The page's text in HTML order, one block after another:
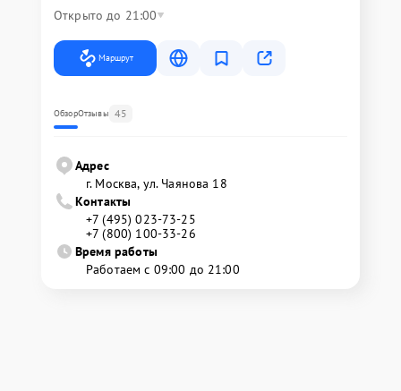
Открыто до 21:00
Маршрут
ОбзорОтзывы 45
Адрес
г. Москва, ул. Чаянова 18
Контакты
+7 (495) 023-73-25
+7 (800) 100-33-26
Время работы
Работаем с 09:00 до 21:00